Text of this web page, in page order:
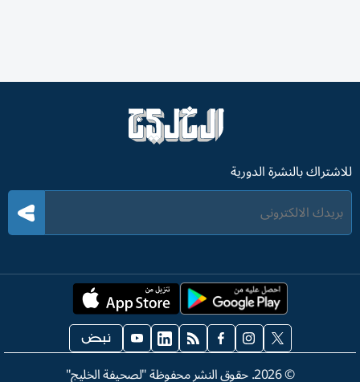
للاشتراك بالنشرة الدورية
©
2026. حقوق النشر محفوظة "لصحيفة الخليج"